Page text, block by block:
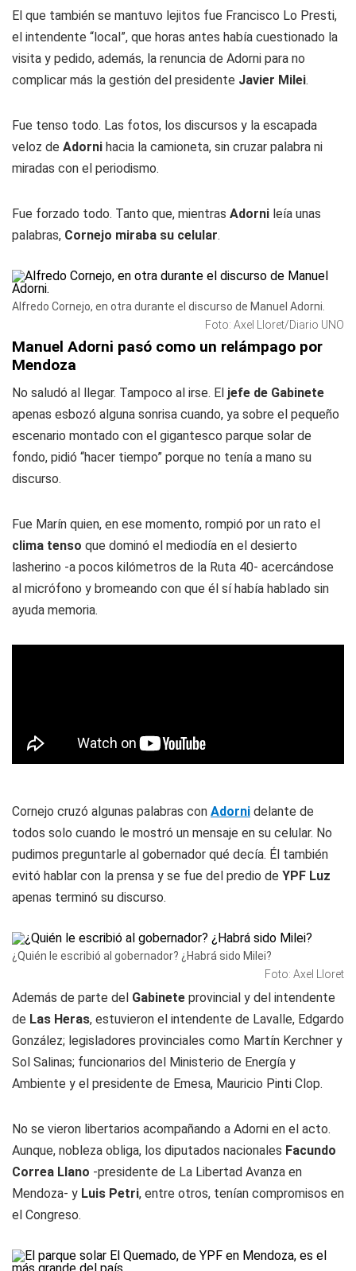
El que también se mantuvo lejitos fue Francisco Lo Presti,
el intendente “local”, que horas antes había cuestionado la
visita y pedido, además, la renuncia de Adorni para no
complicar más la gestión del presidente Javier Milei.
Fue tenso todo. Las fotos, los discursos y la escapada
veloz de Adorni hacia la camioneta, sin cruzar palabra ni
miradas con el periodismo.
Fue forzado todo. Tanto que, mientras Adorni leía unas
palabras, Cornejo miraba su celular.
Alfredo Cornejo, en otra durante el discurso de Manuel Adorni.
Foto: Axel Lloret/Diario UNO
Manuel Adorni pasó como un relámpago por
Mendoza
No saludó al llegar. Tampoco al irse. El jefe de Gabinete
apenas esbozó alguna sonrisa cuando, ya sobre el pequeño
escenario montado con el gigantesco parque solar de
fondo, pidió “hacer tiempo” porque no tenía a mano su
discurso.
Fue Marín quien, en ese momento, rompió por un rato el
clima tenso que dominó el mediodía en el desierto
lasherino -a pocos kilómetros de la Ruta 40- acercándose
al micrófono y bromeando con que él sí había hablado sin
ayuda memoria.
Cornejo cruzó algunas palabras con Adorni delante de
todos solo cuando le mostró un mensaje en su celular. No
pudimos preguntarle al gobernador qué decía. Él también
evitó hablar con la prensa y se fue del predio de YPF Luz
apenas terminó su discurso.
¿Quién le escribió al gobernador? ¿Habrá sido Milei?
Foto: Axel Lloret
Además de parte del Gabinete provincial y del intendente
de Las Heras, estuvieron el intendente de Lavalle, Edgardo
González; legisladores provinciales como Martín Kerchner y
Sol Salinas; funcionarios del Ministerio de Energía y
Ambiente y el presidente de Emesa, Mauricio Pinti Clop.
No se vieron libertarios acompañando a Adorni en el acto.
Aunque, nobleza obliga, los diputados nacionales Facundo
Correa Llano -presidente de La Libertad Avanza en
Mendoza- y Luis Petri, entre otros, tenían compromisos en
el Congreso.